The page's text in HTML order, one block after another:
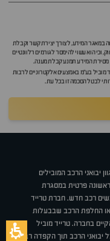
במאגר המידע, לצורך יצירת קשר וקבלת
וכי הוא עשוי להימסר לגורמים רלוונטיים
מסירת המידע תמנע קבלת מענה.
מוביל בע"מ באמצעים אלקטרוניים לרבות
יבואני הרכב המובילים
פרטית במסגרת
רכב חדש. חברת טרייד
או החלפת הרכב שבבעלות
בחברה. טרייד מוביל
יבואני הרכב תוך הקפדה רבה